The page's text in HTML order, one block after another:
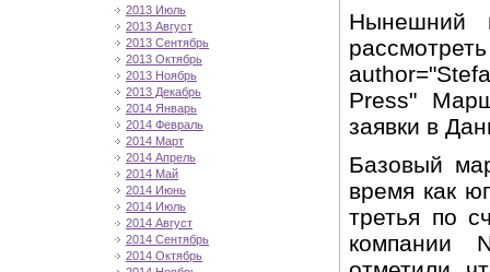
2013 Июль
2013 Август
2013 Сентябрь
2013 Октябрь
2013 Ноябрь
2013 Декабрь
2014 Январь
2014 Февраль
2014 Март
2014 Апрель
2014 Май
2014 Июнь
2014 Июль
2014 Август
2014 Сентябрь
2014 Октябрь
Нынешний
Press"
заявки в
Базовый
время как
третья по
компании